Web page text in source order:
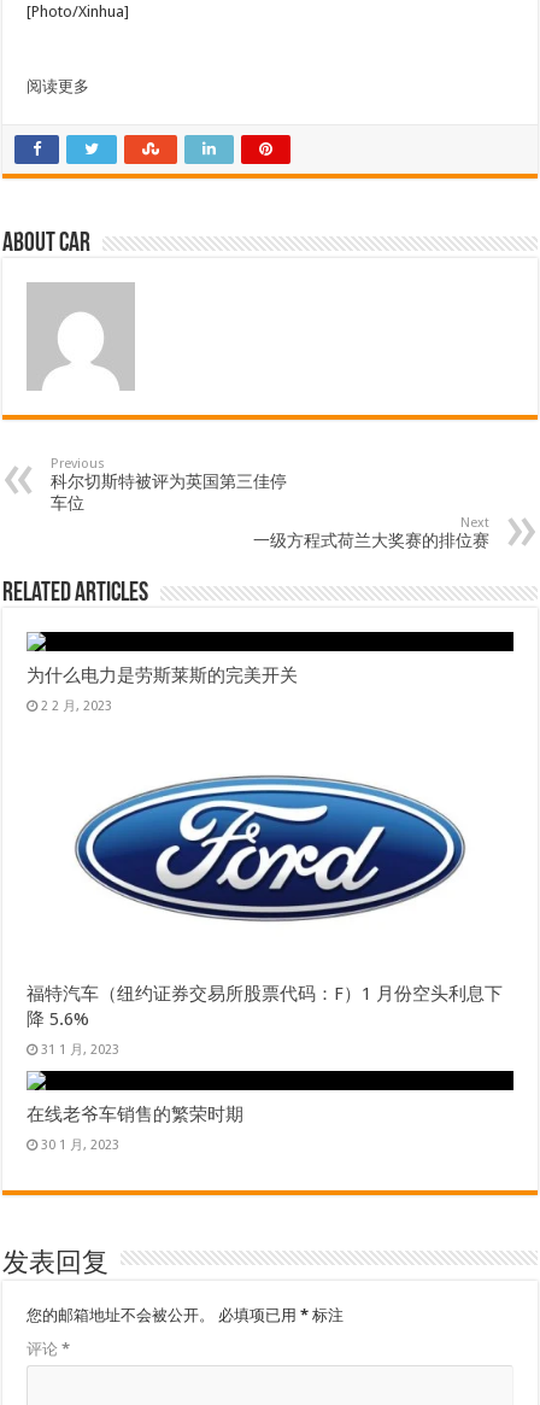
[Photo/Xinhua]
阅读更多
About car
Previous
科尔切斯特被评为英国第三佳停
车位
Next
一级方程式荷兰大奖赛的排位赛
Related Articles
为什么电力是劳斯莱斯的完美开关
2 2 月, 2023
福特汽车（纽约证券交易所股票代码：F）1 月份空头利息下
降 5.6%
31 1 月, 2023
在线老爷车销售的繁荣时期
30 1 月, 2023
发表回复
您的邮箱地址不会被公开。 必填项已用* 标注
评论*